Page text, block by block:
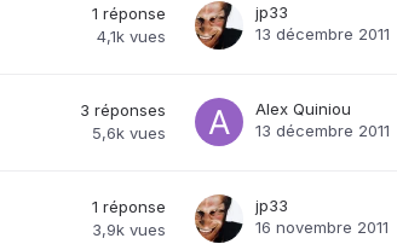
1 réponse
4,1k vues
jp33
13 décembre 2011
3 réponses
5,6k vues
Alex Quiniou
13 décembre 2011
1 réponse
3,9k vues
jp33
16 novembre 2011